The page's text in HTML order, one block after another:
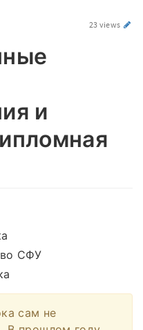
23 views
и
СФУ
сам не